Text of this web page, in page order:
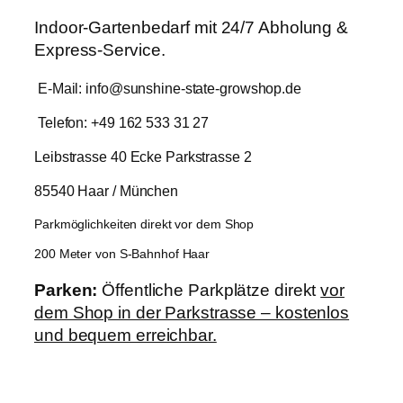
Indoor-Gartenbedarf mit 24/7 Abholung &
Express-Service.
E-Mail: info@sunshine-state-growshop.de
Telefon: +49 162 533 31 27
Leibstrasse 40 Ecke Parkstrasse 2
85540 Haar / München
Parkmöglichkeiten direkt vor dem Shop
200 Meter von S-Bahnhof Haar
Parken: Öffentliche Parkplätze direktvor
dem Shop in der Parkstrasse – kostenlos
und bequem erreichbar.